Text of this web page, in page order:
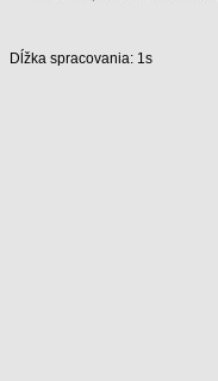
Dĺžka spracovania: 1s